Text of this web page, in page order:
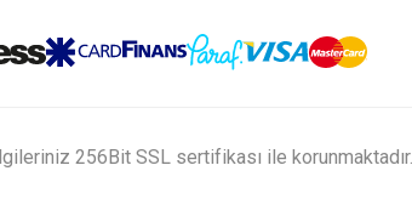
256Bit SSL sertifikası ile korunmaktadır.